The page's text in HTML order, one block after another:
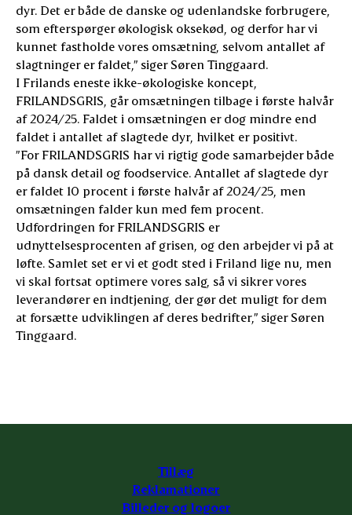
dyr. Det er både de danske og udenlandske forbrugere,
som efterspørger økologisk oksekød, og derfor har vi
kunnet fastholde vores omsætning, selvom antallet af
slagtninger er faldet,” siger Søren Tinggaard.
I Frilands eneste ikke-økologiske koncept,
FRILANDSGRIS, går omsætningen tilbage i første halvår
af 2024/25. Faldet i omsætningen er dog mindre end
faldet i antallet af slagtede dyr, hvilket er positivt.
”For FRILANDSGRIS har vi rigtig gode samarbejder både
på dansk detail og foodservice. Antallet af slagtede dyr
er faldet 10 procent i første halvår af 2024/25, men
omsætningen falder kun med fem procent.
Udfordringen for FRILANDSGRIS er
udnyttelsesprocenten af grisen, og den arbejder vi på at
løfte. Samlet set er vi et godt sted i Friland lige nu, men
vi skal fortsat optimere vores salg, så vi sikrer vores
leverandører en indtjening, der gør det muligt for dem
at forsætte udviklingen af deres bedrifter,” siger Søren
Tinggaard.
Tillæg
Reklamationer
Billeder og logoer